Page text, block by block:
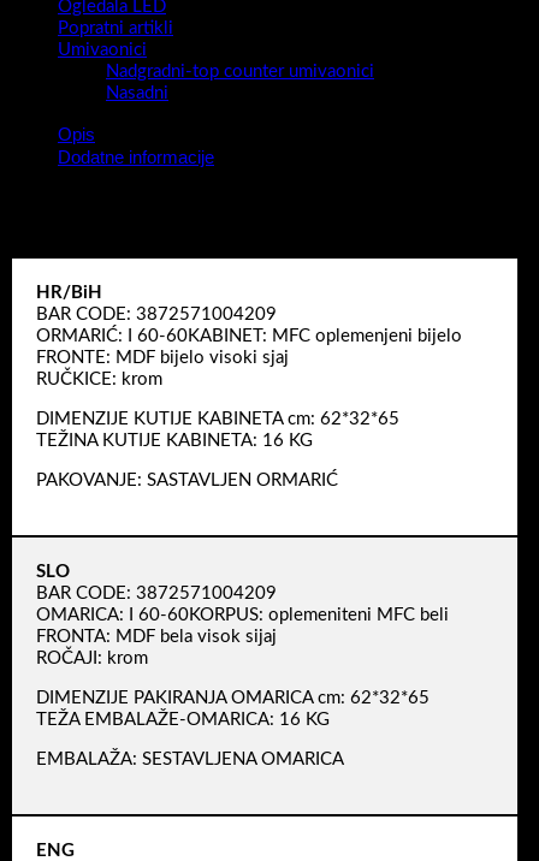
Ogledala LED
Popratni artikli
Umivaonici
Nadgradni-top counter umivaonici
Nasadni
Opis
Dodatne informacije
HR/BiH
BAR CODE: 3872571004209
ORMARIĆ: I 60-60KABINET: MFC oplemenjeni bijelo
FRONTE: MDF bijelo visoki sjaj
RUČKICE: krom
DIMENZIJE KUTIJE KABINETA cm: 62*32*65
TEŽINA KUTIJE KABINETA: 16 KG
PAKOVANJE: SASTAVLJEN ORMARIĆ
SLO
BAR CODE: 3872571004209
OMARICA: I 60-60KORPUS: oplemeniteni MFC beli
FRONTA: MDF bela visok sijaj
ROČAJI: krom
DIMENZIJE PAKIRANJA OMARICA cm: 62*32*65
TEŽA EMBALAŽE-OMARICA: 16 KG
EMBALAŽA: SESTAVLJENA OMARICA
ENG